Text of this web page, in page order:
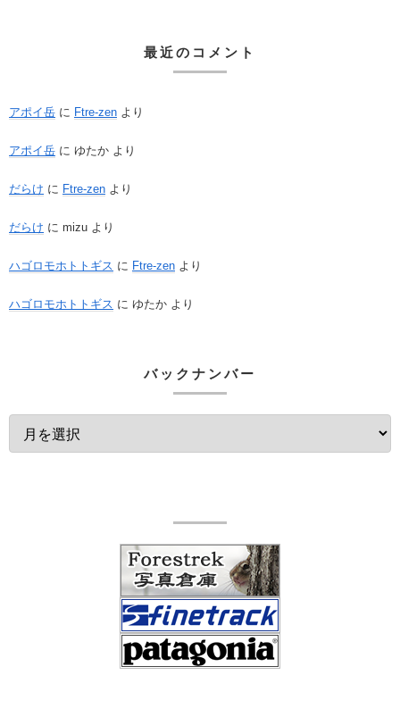
最近のコメント
アポイ岳 に Ftre-zen より
アポイ岳 に ゆたか より
だらけ に Ftre-zen より
だらけ に mizu より
ハゴロモホトトギス に Ftre-zen より
ハゴロモホトトギス に ゆたか より
バックナンバー